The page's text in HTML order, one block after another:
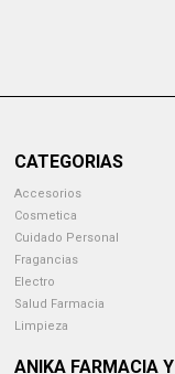
CATEGORIAS
Accesorios
Cosmetica
Cuidado Personal
Fragancias
Electro
Salud Farmacia
Limpieza
ANIKA FARMACIA Y